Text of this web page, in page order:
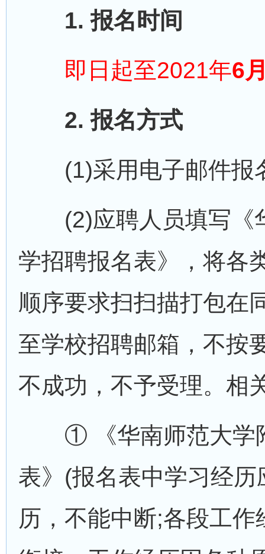
1. 报名时间
即日起至2021年6
2. 报名方式
(1)采用电子邮件报
(2)应聘人员填写《
学招聘报名表》，将各
顺序要求扫扫描打包在
至学校招聘邮箱，不按
不成功，不予受理。相
① 《华南师范大学
表》(报名表中学习经
历，不能中断;各段工